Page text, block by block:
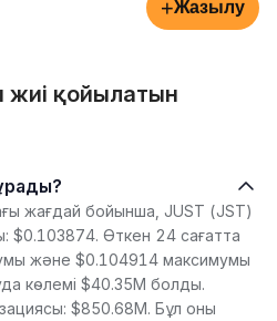
+Жазылу
жиі қойылатын
жағдай бойынша, JUST (JST)
$0.103874. Өткен 24 сағатта
және $0.104914 максимумы
көлемі $40.35M болды.
$850.68M. Бұл оны